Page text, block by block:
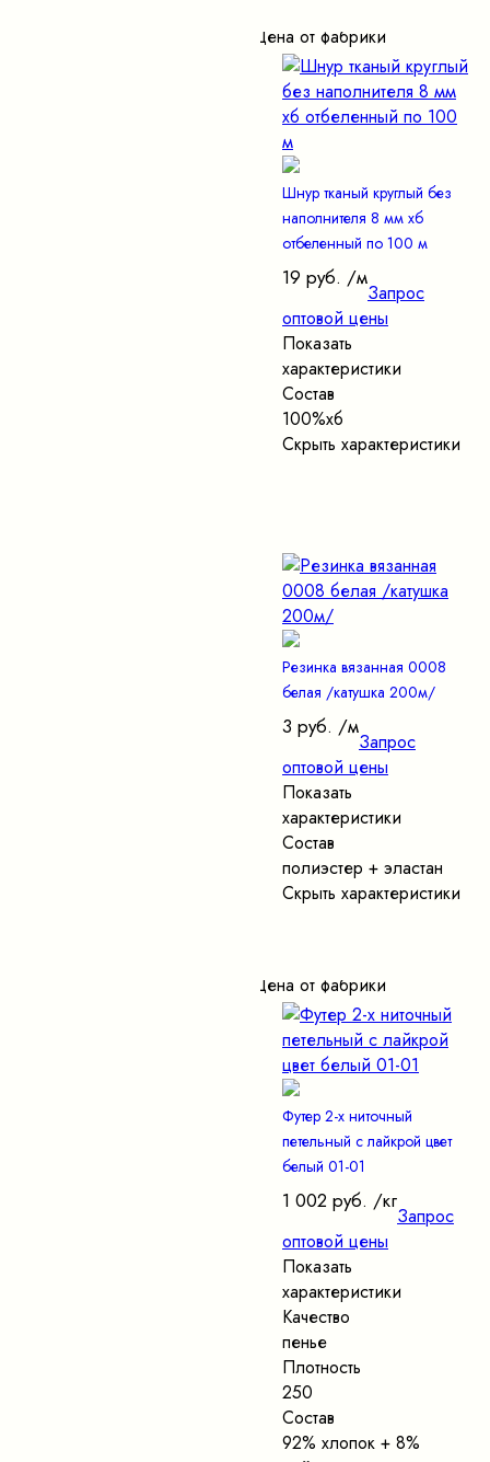
Цена от фабрики
Шнур тканый круглый без
наполнителя 8 мм хб
отбеленный по 100 м
19 руб. /м
Запрос
оптовой цены
Показать
характеристики
Состав
100%хб
Скрыть характеристики
Резинка вязанная 0008
белая /катушка 200м/
3 руб. /м
Запрос
оптовой цены
Показать
характеристики
Состав
полиэстер + эластан
Скрыть характеристики
Цена от фабрики
Футер 2-х ниточный
петельный с лайкрой цвет
белый 01-01
1 002 руб. /кг
Запрос
оптовой цены
Показать
характеристики
Качество
пенье
Плотность
250
Состав
92% хлопок + 8%